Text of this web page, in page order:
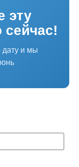
эту
сейчас!
дату и мы